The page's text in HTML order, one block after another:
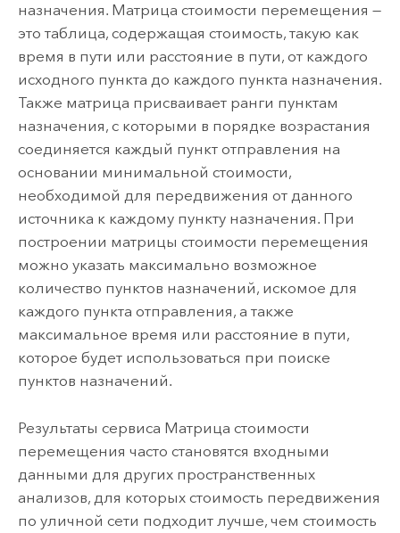
назначения. Матрица стоимости перемещения —
это таблица, содержащая стоимость, такую как
время в пути или расстояние в пути, от каждого
исходного пункта до каждого пункта назначения.
Также матрица присваивает ранги пунктам
назначения, с которыми в порядке возрастания
соединяется каждый пункт отправления на
основании минимальной стоимости,
необходимой для передвижения от данного
источника к каждому пункту назначения. При
построении матрицы стоимости перемещения
можно указать максимально возможное
количество пунктов назначений, искомое для
каждого пункта отправления, а также
максимальное время или расстояние в пути,
которое будет использоваться при поиске
пунктов назначений.
Результаты сервиса Матрица стоимости
перемещения часто становятся входными
данными для других пространственных
анализов, для которых стоимость передвижения
по уличной сети подходит лучше, чем стоимость